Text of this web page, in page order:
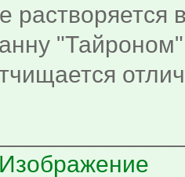
растворяется